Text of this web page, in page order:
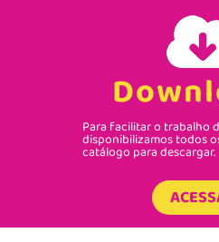
Para facilitar o trabalho
disponibilizamos todos
catálogo para descargar.